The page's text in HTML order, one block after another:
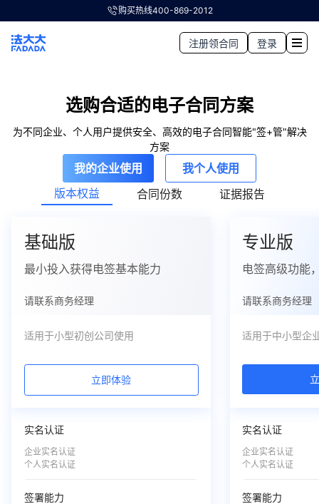
购买热线400-869-2012
注册领合同 登录
选购合适的电子合同方案
为不同企业、个人用户提供安全、高效的电子合同智能"签+管"解决
方案
我的企业使用
我个人使用
版本权益
合同份数 证据报告
基础版
最小投入获得电签基本能力
请联系商务经理
适用于小型初创公司使用
立即体验
专业版
电签高级功能
请联系商务经理
适用于中小型企
实名认证
企业实名认证
个人实名认证
签署能力
实名认证
企业实名认证
个人实名认证
签署能力